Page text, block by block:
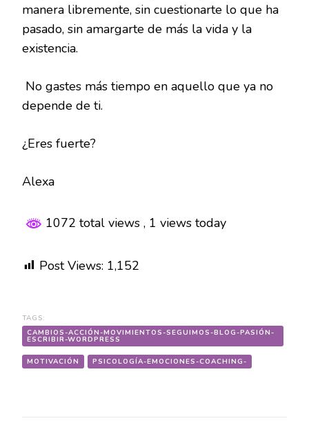
manera libremente, sin cuestionarte lo que ha
pasado, sin amargarte de más la vida y la
existencia.
No gastes más tiempo en aquello que ya no
depende de ti.
¿Eres fuerte?
Alexa
1072 total views , 1 views today
Post Views: 1,152
TAGS:
CAMBIOS-ACCIÓN-MOVIMIENTOS-SEGUIMOS-BLOG-PASIÓN-
ESCRIBIR-WORDPRESS
MOTIVACIÓN PSICOLOGÍA-EMOCIONES-COACHING-